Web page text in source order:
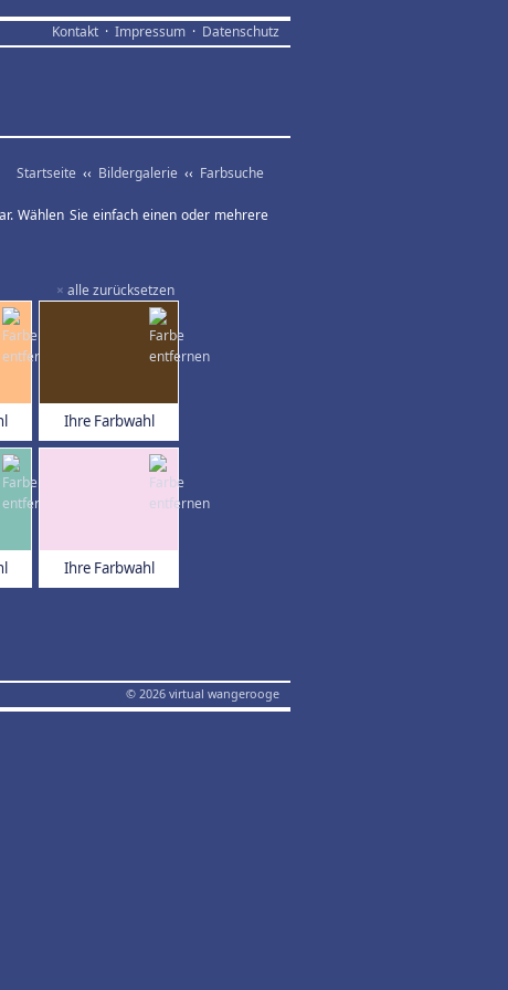
Kontakt · Impressum · Datenschutz
Startseite ‹‹ Bildergalerie ‹‹ Farbsuche
Wählen Sie einfach einen oder mehrere
× alle zurücksetzen
Ihre Farbwahl
Ihre Farbwahl
© 2026 virtual wangerooge